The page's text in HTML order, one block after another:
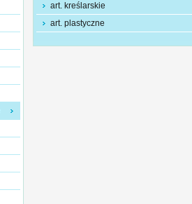
art. kreślarskie
art. plastyczne